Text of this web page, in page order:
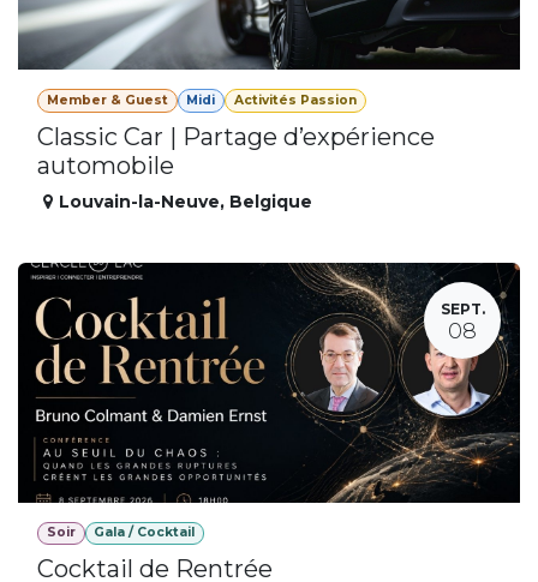
Member & Guest Midi Activités Passion
Classic Car | Partage d’expérience
automobile
Louvain-la-Neuve, Belgique
SEPT.
08
Soir Gala / Cocktail
Cocktail de Rentrée